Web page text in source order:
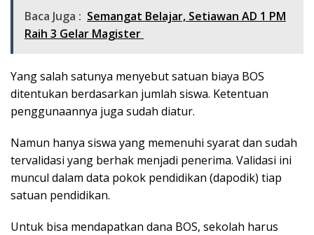
Baca Juga : Semangat Belajar, Setiawan AD 1 PM
Raih 3 Gelar Magister
Yang salah satunya menyebut satuan biaya BOS
ditentukan berdasarkan jumlah siswa. Ketentuan
penggunaannya juga sudah diatur.
Namun hanya siswa yang memenuhi syarat dan sudah
tervalidasi yang berhak menjadi penerima. Validasi ini
muncul dalam data pokok pendidikan (dapodik) tiap
satuan pendidikan.
Untuk bisa mendapatkan dana BOS, sekolah harus